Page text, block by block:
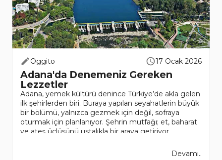
Oggito 17 Ocak 2026
Adana'da Denemeniz Gereken
Lezzetler
Adana, yemek kültürü denince Türkiye’de akla gelen
ilk şehirlerden biri. Buraya yapılan seyahatlerin büyük
bir bölümü, yalnızca gezmek için değil, sofraya
oturmak için planlanıyor. Şehrin mutfağı; et, baharat
ve ateş üçlüsünü ustalıkla bir araya getiriyor.
Devamı..